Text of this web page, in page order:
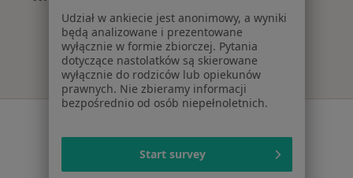
Więcej w kategorii: Najpopularniejsze
Regulamin
Polityka prywatności pacjentów
Udział w ankiecie jest anonimowy, a wyniki
będą analizowane i prezentowane
wyłącznie w formie zbiorczej. Pytania
dotyczące nastolatków są skierowane
wyłącznie do rodziców lub opiekunów
prawnych. Nie zbieramy informacji
bezpośrednio od osób niepełnoletnich.
Start survey